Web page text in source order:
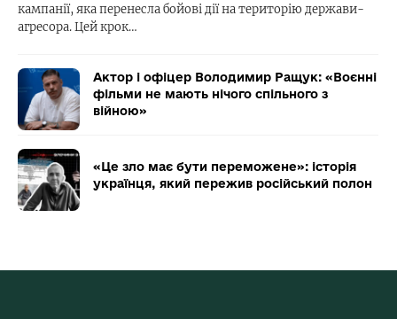
кампанії, яка перенесла бойові дії на територію держави-
агресора. Цей крок…
Актор і офіцер Володимир Ращук: «Воєнні
фільми не мають нічого спільного з
війною»
«Це зло має бути переможене»: історія
українця, який пережив російський полон